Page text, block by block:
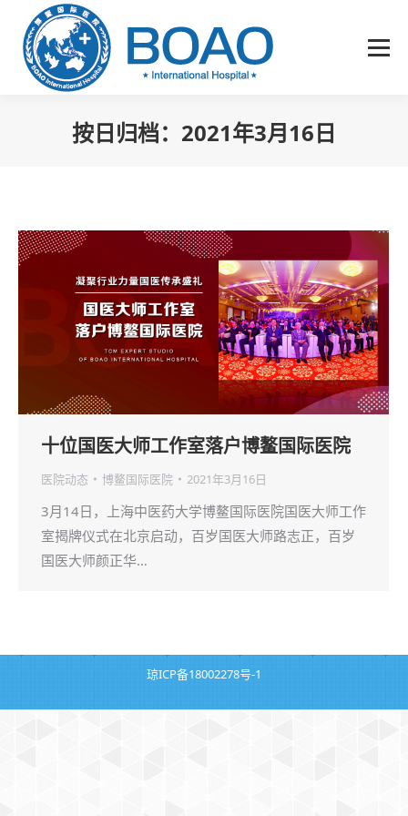
按日归档： 2021年3月16日
十位国医大师工作室落户博鳌国际医院
医院动态 博鳌国际医院 2021年3月16日
3月14日，上海中医药大学博鳌国际医院国医大师工作
室揭牌仪式在北京启动，百岁国医大师路志正，百岁
国医大师颜正华…
琼ICP备18002278号-1